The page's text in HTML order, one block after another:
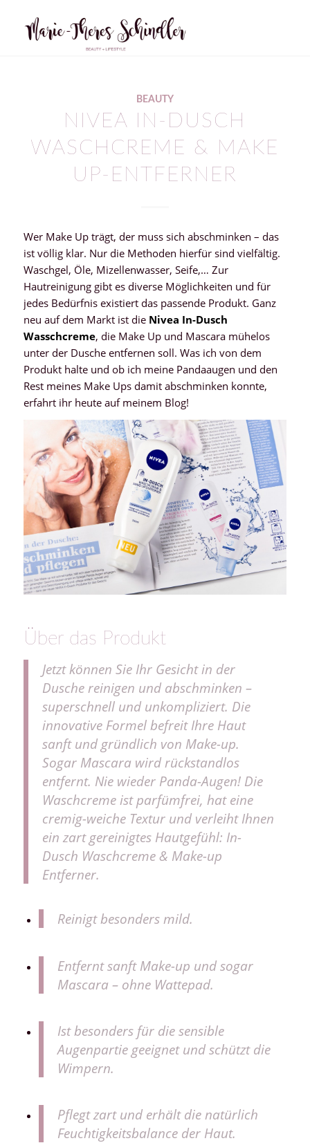
BEAUTY
NIVEA IN-DUSCH
WASCHCREME & MAKE
UP-ENTFERNER
Wer Make Up trägt, der muss sich abschminken – das
ist völlig klar. Nur die Methoden hierfür sind vielfältig.
Waschgel, Öle, Mizellenwasser, Seife,… Zur
Hautreinigung gibt es diverse Möglichkeiten und für
jedes Bedürfnis existiert das passende Produkt. Ganz
neu auf dem Markt ist die Nivea In-Dusch
Wasschcreme, die Make Up und Mascara mühelos
unter der Dusche entfernen soll. Was ich von dem
Produkt halte und ob ich meine Pandaaugen und den
Rest meines Make Ups damit abschminken konnte,
erfahrt ihr heute auf meinem Blog!
Über das Produkt
Jetzt können Sie Ihr Gesicht in der
Dusche reinigen und abschminken –
superschnell und unkompliziert. Die
innovative Formel befreit Ihre Haut
sanft und gründlich von Make-up.
Sogar Mascara wird rückstandlos
entfernt. Nie wieder Panda-Augen! Die
Waschcreme ist parfümfrei, hat eine
cremig-weiche Textur und verleiht Ihnen
ein zart gereinigtes Hautgefühl: In-
Dusch Waschcreme & Make-up
Entferner.
Reinigt besonders mild.
Entfernt sanft Make-up und sogar
Mascara – ohne Wattepad.
Ist besonders für die sensible
Augenpartie geeignet und schützt die
Wimpern.
Pflegt zart und erhält die natürlich
Feuchtigkeitsbalance der Haut.